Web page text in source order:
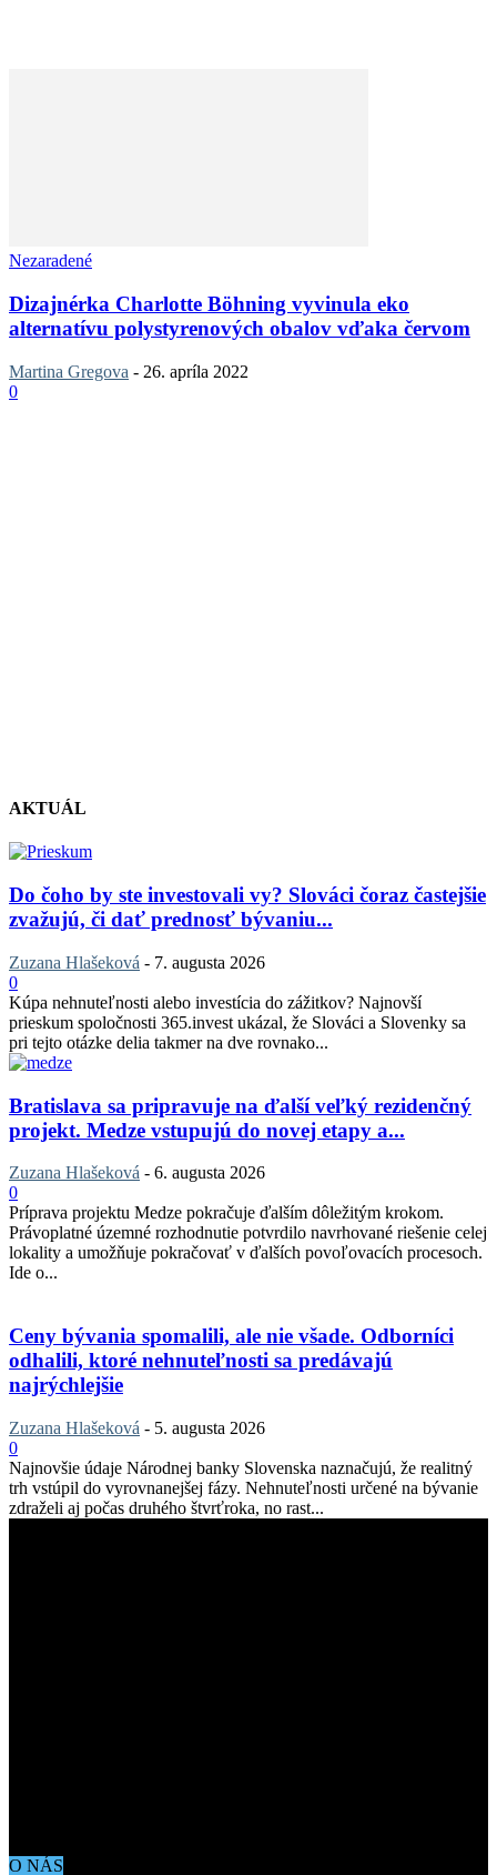
Nezaradené
Dizajnérka Charlotte Böhning vyvinula eko
alternatívu polystyrenových obalov vďaka červom
Martina Gregova - 26. apríla 2022
0
AKTUÁL
Do čoho by ste investovali vy? Slováci čoraz častejšie
zvažujú, či dať prednosť bývaniu...
Zuzana Hlašeková - 7. augusta 2026
0
Kúpa nehnuteľnosti alebo investícia do zážitkov? Najnovší
prieskum spoločnosti 365.invest ukázal, že Slováci a Slovenky sa
pri tejto otázke delia takmer na dve rovnako...
Bratislava sa pripravuje na ďalší veľký rezidenčný
projekt. Medze vstupujú do novej etapy a...
Zuzana Hlašeková - 6. augusta 2026
0
Príprava projektu Medze pokračuje ďalším dôležitým krokom.
Právoplatné územné rozhodnutie potvrdilo navrhované riešenie celej
lokality a umožňuje pokračovať v ďalších povoľovacích procesoch.
Ide o...
Ceny bývania spomalili, ale nie všade. Odborníci
odhalili, ktoré nehnuteľnosti sa predávajú
najrýchlejšie
Zuzana Hlašeková - 5. augusta 2026
0
Najnovšie údaje Národnej banky Slovenska naznačujú, že realitný
trh vstúpil do vyrovnanejšej fázy. Nehnuteľnosti určené na bývanie
zdraželi aj počas druhého štvrťroka, no rast...
O NÁS